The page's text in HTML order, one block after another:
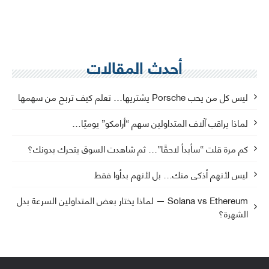
أحدث المقالات
ليس كل من يحب Porsche يشتريها… تعلم كيف تربح من سهمها
لماذا يراقب آلاف المتداولين سهم “أرامكو” يوميًا…
كم مرة قلت “سأبدأ لاحقًا”… ثم شاهدت السوق يتحرك بدونك؟
ليس لأنهم أذكى منك… بل لأنهم بدأوا فقط
Solana vs Ethereum — لماذا يختار بعض المتداولين السرعة بدل
الشهرة؟